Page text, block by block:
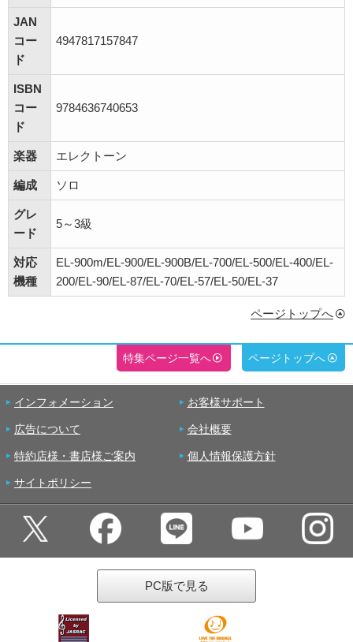
JAN
コー
ド
4947817157847
ISBN
コー
ド
9784636740653
楽器 エレクトーン
編成 ソロ
グレ
ード
5～3級
対応
機種
EL-900m/EL-900/EL-900B/EL-700/EL-500/EL-400/EL-
200/EL-90/EL-87/EL-70/EL-57/EL-50/EL-37
ページトップへ
特集ページ一覧へ ページトップへ
インフォメーション お客様サポート
広告について 会社概要
特約店様・書店様ご案内 個人情報保護方針
サイトポリシー
PC版で見る